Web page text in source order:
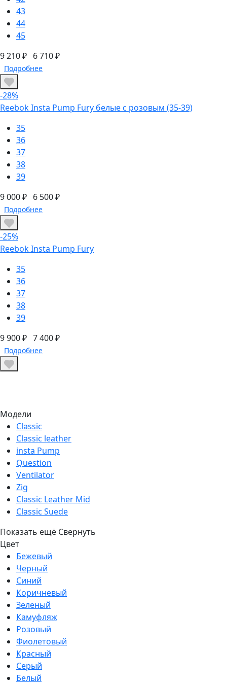
43
44
45
9 210 ₽ 6 710 ₽
Подробнее
-28%
Reebok Insta Pump Fury белые с розовым (35-39)
35
36
37
38
39
9 000 ₽ 6 500 ₽
Подробнее
-25%
Reebok Insta Pump Fury
35
36
37
38
39
9 900 ₽ 7 400 ₽
Подробнее
Модели
Classic
Classic leather
insta Pump
Question
Ventilator
Zig
Classic Leather Mid
Classic Suede
Показать ещё Свернуть
Цвет
Бежевый
Черный
Синий
Коричневый
Зеленый
Камуфляж
Розовый
Фиолетовый
Красный
Серый
Белый